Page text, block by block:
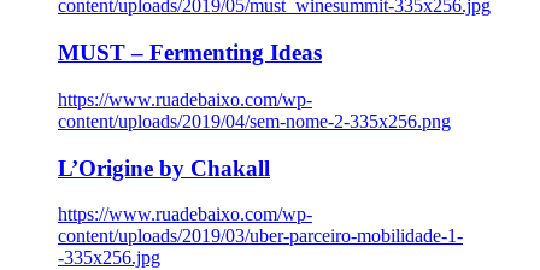
content/uploads/2019/05/must_winesummit-335x256.jpg
MUST – Fermenting Ideas
https://www.ruadebaixo.com/wp-
content/uploads/2019/04/sem-nome-2-335x256.png
L’Origine by Chakall
https://www.ruadebaixo.com/wp-
content/uploads/2019/03/uber-parceiro-mobilidade-1-
-335x256.jpg